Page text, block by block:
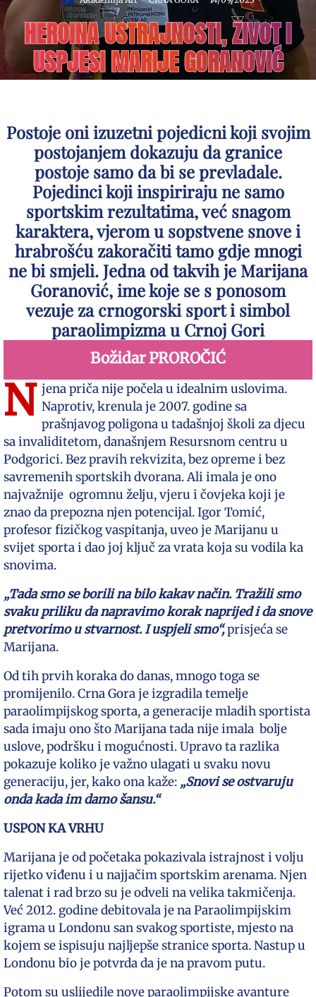
HEROINA USTRAJNOSTI, ŽIVOT I
USPJESI MARIJE GORANOVIĆ
Postoje oni izuzetni pojedicni koji svojim
postojanjem dokazuju da granice
postoje samo da bi se prevladale.
Pojedinci koji inspiriraju ne samo
sportskim rezultatima, već snagom
karaktera, vjerom u sopstvene snove i
hrabrošću zakoračiti tamo gdje mnogi
ne bi smjeli. Jedna od takvih je Marijana
Goranović, ime koje se s ponosom
vezuje za crnogorski sport i simbol
paraolimpizma u Crnoj Gori
Božidar PROROČIĆ
N jena priča nije počela u idealnim uslovima.
Naprotiv, krenula je 2007. godine sa
prašnjavog poligona u tadašnjoj školi za djecu
sa invaliditetom, današnjem Resursnom centru u
Podgorici. Bez pravih rekvizita, bez opreme i bez
savremenih sportskih dvorana. Ali imala je ono
najvažnije ogromnu želju, vjeru i čovjeka koji je
znao da prepozna njen potencijal. Igor Tomić,
profesor fizičkog vaspitanja, uveo je Marijanu u
svijet sporta i dao joj ključ za vrata koja su vodila ka
snovima.
„Tada smo se borili na bilo kakav način. Tražili smo
svaku priliku da napravimo korak naprijed i da snove
pretvorimo u stvarnost. I uspjeli smo“,prisjeća se
Marijana.
Od tih prvih koraka do danas, mnogo toga se
promijenilo. Crna Gora je izgradila temelje
paraolimpijskog sporta, a generacije mladih sportista
sada imaju ono što Marijana tada nije imala bolje
uslove, podršku i mogućnosti. Upravo ta razlika
pokazuje koliko je važno ulagati u svaku novu
generaciju, jer, kako ona kaže: „Snovi se ostvaruju
onda kada im damo šansu.“
USPON KA VRHU
Marijana je od početaka pokazivala istrajnost i volju
rijetko viđenu i u najjačim sportskim arenama. Njen
talenat i rad brzo su je odveli na velika takmičenja.
Već 2012. godine debitovala je na Paraolimpijskim
igrama u Londonu san svakog sportiste, mjesto na
kojem se ispisuju najljepše stranice sporta. Nastup u
Londonu bio je potvrda da je na pravom putu.
Potom su uslijedile nove paraolimpijske avanture